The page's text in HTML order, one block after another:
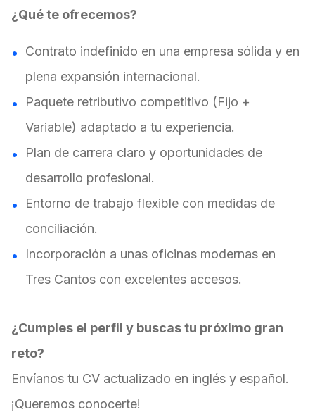
¿Qué te ofrecemos?
Contrato indefinido en una empresa sólida y en
plena expansión internacional.
Paquete retributivo competitivo (Fijo +
Variable) adaptado a tu experiencia.
Plan de carrera claro y oportunidades de
desarrollo profesional.
Entorno de trabajo flexible con medidas de
conciliación.
Incorporación a unas oficinas modernas en
Tres Cantos con excelentes accesos.
¿Cumples el perfil y buscas tu próximo gran
reto?
Envíanos tu CV actualizado en inglés y español.
¡Queremos conocerte!